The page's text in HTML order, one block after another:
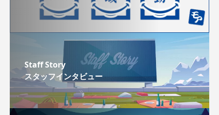
Staff Story
スタッフインタビュー